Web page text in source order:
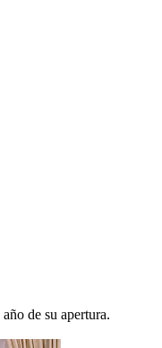
de su apertura.